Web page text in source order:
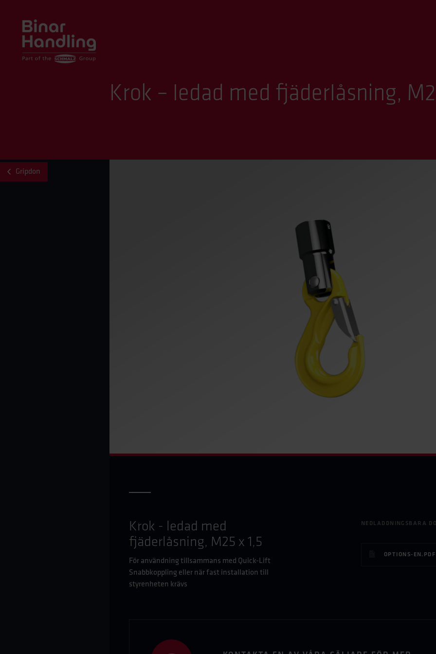
Krok – ledad med fjäderlåsning,
Gripdon
Krok - ledad med
fjäderlåsning, M25 x 1,5
För användning tillsammans med Quick-Lift
Snabbkoppling eller när fast installation till
styrenheten krävs
NEDLADDNINGSBARA
OPTIONS-EN.PDF